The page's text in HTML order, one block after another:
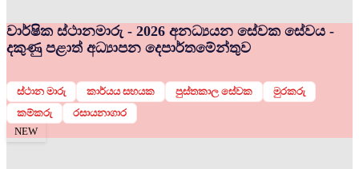
වාර්ෂික ස්ථානමාරු - 2026 අනධ්‍යයන සේවක සේවය -
දකුණු පළාත් අධ්‍යාපන දෙපාර්තමේන්තුව
ස්ථාන මාරු කාර්යය සහයක පුස්තකාල සේවක
මුරකරු
කම්කරු
රසායනාගාර
NEW